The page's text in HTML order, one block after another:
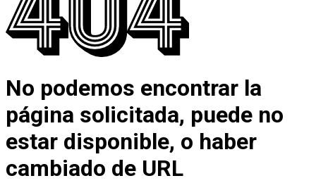
No podemos encontrar la
página solicitada, puede no
estar disponible, o haber
cambiado de URL